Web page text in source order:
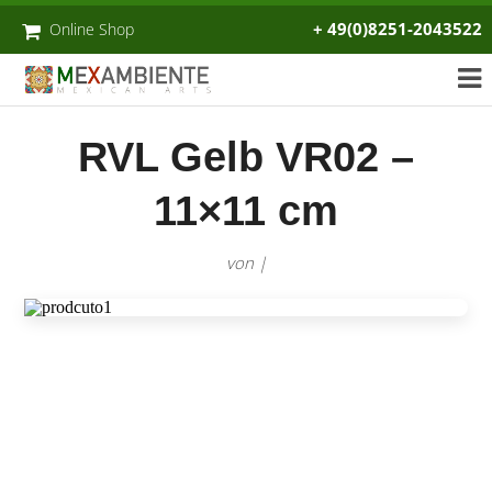
Online Shop + 49(0)8251-2043522
RVL Gelb VR02 –
11×11 cm
von |